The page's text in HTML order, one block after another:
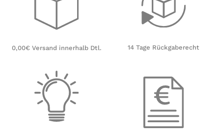
0,00€ Versand innerhalb Dtl. 14 Tage Rückgaberecht